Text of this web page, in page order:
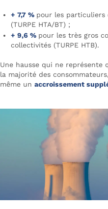
+ 7,7 % pour les particuliers
(TURPE HTA/BT) ;
+ 9,6 % pour les très gros
collectivités (TURPE HTB).
Une hausse qui ne représente
la majorité des
même un accroissement